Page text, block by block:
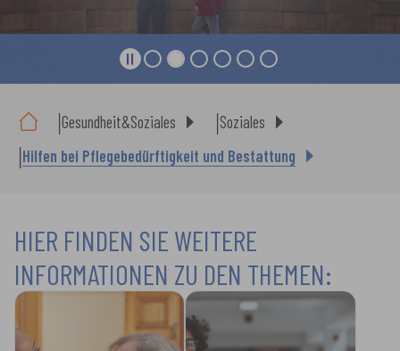
Gesundheit&Soziales
Soziales
Hilfen bei Pflegebedürftigkeit und Bestattung
HIER FINDEN SIE WEITERE
INFORMATIONEN ZU DEN THEMEN: